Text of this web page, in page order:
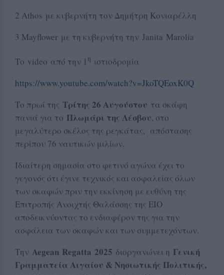
2 Αthos με κυβερνήτη τον Δημήτρη Κονιαρέλλη
3 Μayflower με τη κυβερνήτη την Janita Marolia
Το video από την 1 η ιστιοδρομία
https://www.youtube.com/watch?v=JkoTQEoxK0Q
Το πρωί της Τρίτης 26 Αυγούστου τα σκάφη
πανιά για το Πλωμάρι της Λέσβου, στο
μεγαλύτερο σκέλος της ρεγκάτας, απόστασης
περίπου 76 ναυτικών μιλίων.
Ιδιαίτερη σημασία στο φετινό αγώνα έχει το
γεγονός ότι έγινε τεχνικός και ασφαλείας όλων
των σκαφών πριν την εκκίνηση με ευθύνη της
Επιτροπής Ανοιχτής Θαλάσσης της ΕΙΟ
αποδεικνύοντας το ενδιαφέρον της για την
ασφάλεια των σκαφών και των συμμετεχόντων.
Την Aegean Regatta 2025 διοργανώνει η Γενική
Γραμματεία Αιγαίου & Νησιωτικής Πολιτικής,